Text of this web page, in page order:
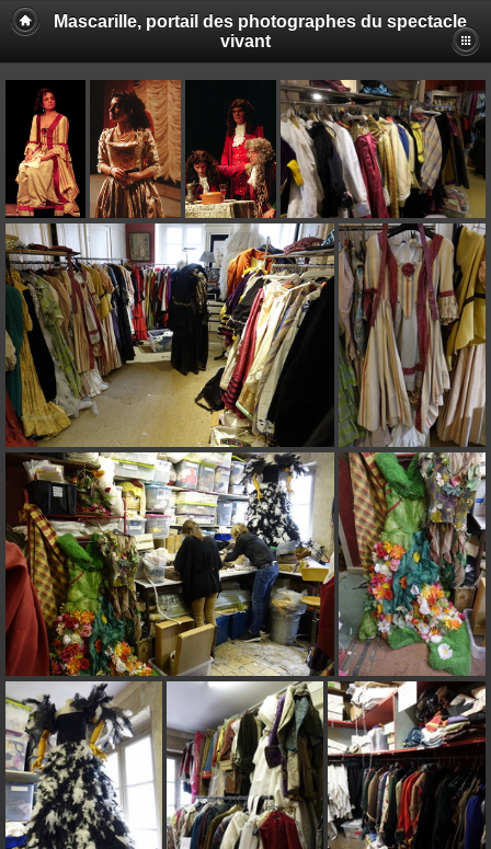
Mascarille, portail des photographes du spectacle
vivant